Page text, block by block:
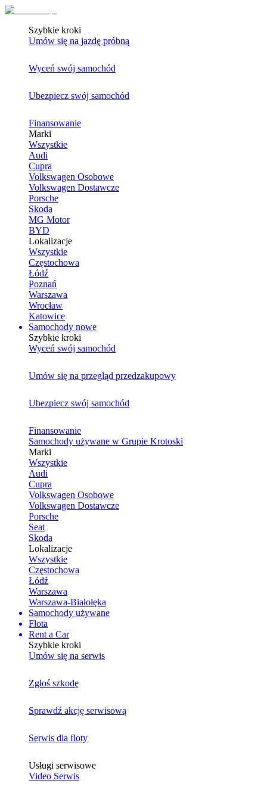
Szybkie kroki
Umów się na jazdę próbną
Wyceń swój samochód
Ubezpiecz swój samochód
Finansowanie
Marki
Wszystkie
Audi
Cupra
Volkswagen Osobowe
Volkswagen Dostawcze
Porsche
Skoda
MG Motor
BYD
Lokalizacje
Wszystkie
Częstochowa
Łódź
Poznań
Warszawa
Wrocław
Katowice
Samochody nowe
Szybkie kroki
Wyceń swój samochód
Umów się na przegląd przedzakupowy
Ubezpiecz swój samochód
Finansowanie
Samochody używane w Grupie Krotoski
Marki
Wszystkie
Audi
Cupra
Volkswagen Osobowe
Volkswagen Dostawcze
Porsche
Seat
Skoda
Lokalizacje
Wszystkie
Częstochowa
Łódź
Warszawa
Warszawa-Białołęka
Samochody używane
Flota
Rent a Car
Szybkie kroki
Umów się na serwis
Zgłoś szkodę
Sprawdź akcję serwisową
Serwis dla floty
Usługi serwisowe
Video Serwis